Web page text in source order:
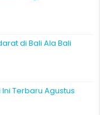
di Bali Ala Bali
Terbaru Agustus